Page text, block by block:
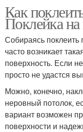
Как
Поклейка
Собираясь поклеить
часто возникает
поверхность. Если
просто не удастся
Можно, конечно,
неровный потолок,
вариант возможен
поверхности и